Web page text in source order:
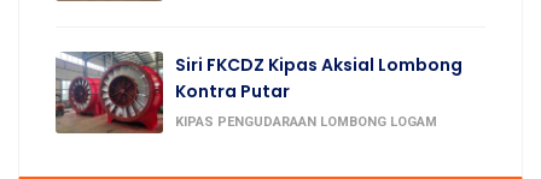
Siri FKCDZ Kipas Aksial Lombong
Kontra Putar
KIPAS PENGUDARAAN LOMBONG LOGAM